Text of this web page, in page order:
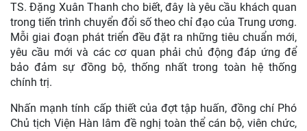
TS. Đặng Xuân Thanh cho biết, đây là yêu cầu khách quan
trong tiến trình chuyển đổi số theo chỉ đạo của Trung ương.
Mỗi giai đoạn phát triển đều đặt ra những tiêu chuẩn mới,
yêu cầu mới và các cơ quan phải chủ động đáp ứng để
bảo đảm sự đồng bộ, thống nhất trong toàn hệ thống
chính trị.
Nhấn mạnh tính cấp thiết của đợt tập huấn, đồng chí Phó
Chủ tịch Viện Hàn lâm đề nghị toàn thể cán bộ, viên chức,